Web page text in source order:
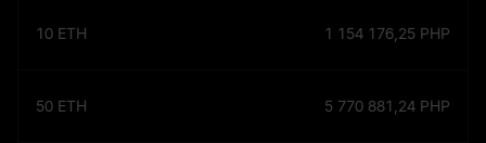
10 ETH 1 154 176,25 PHP
50 ETH 5 770 881,24 PHP